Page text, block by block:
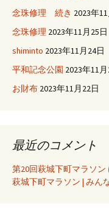
念珠修理 続き 2023年
念珠修理 2023年11月25日
shiminto 2023年11月24日
平和記念公園 2023年11
お財布 2023年11月22日
最近のコメント
第20回萩城下町マラソン
萩城下町マラソン | みん